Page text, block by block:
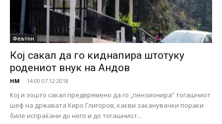
Фељтон
Кој сакал да го киднапира штотуку
родениот внук на Андов
НМ - 14:00 07.12.2018
Кој и зошто сакал предвремено да го „пензионира“ тогашниот
шеф на државата Киро Глигоров, какви заканувачки пораки
биле испраќани до него и до тогашниот...